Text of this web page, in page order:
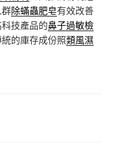
除蟎蟲肥皂有效改善
技產品的鼻子過敏檢
的庫存成份照類風濕